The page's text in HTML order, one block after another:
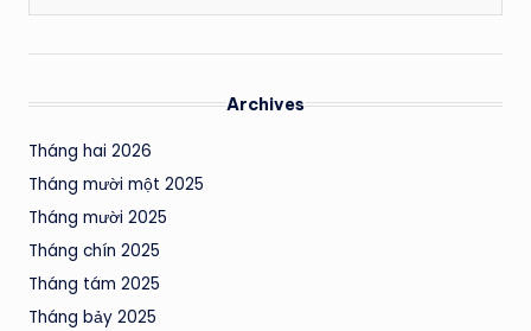
Archives
Tháng hai 2026
Tháng mười một 2025
Tháng mười 2025
Tháng chín 2025
Tháng tám 2025
Tháng bảy 2025